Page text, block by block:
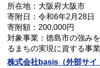
所在地：大阪府大阪市
寄附日：令和6年2月28日
寄附額：200,000円
対象事業：徳島市の強み
るまちの実現に資する事業
株式会社basis （外部サイ